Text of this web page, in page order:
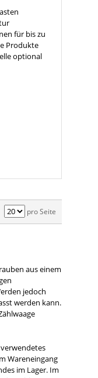
für bis zu
Produkte
optional
pro Seite
aus einem
jedoch
werden kann.
Wareneingang
im Lager. Im